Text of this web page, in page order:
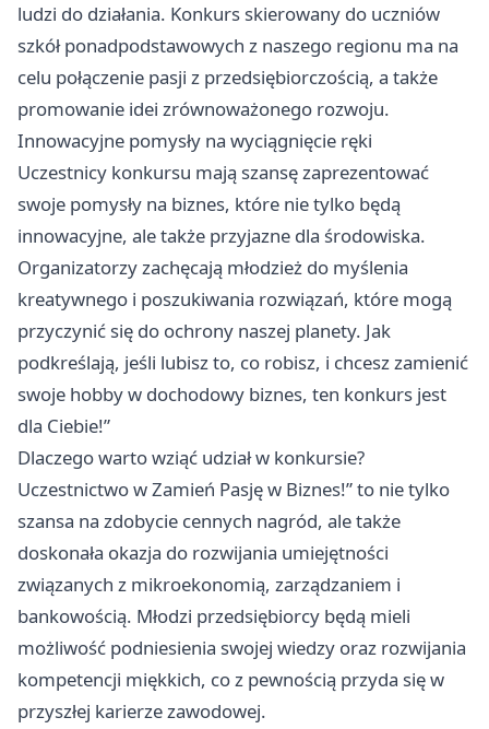
ludzi do działania. Konkurs skierowany do uczniów
szkół ponadpodstawowych z naszego regionu ma na
celu połączenie pasji z przedsiębiorczością, a także
promowanie idei zrównoważonego rozwoju.
Innowacyjne pomysły na wyciągnięcie ręki
Uczestnicy konkursu mają szansę zaprezentować
swoje pomysły na biznes, które nie tylko będą
innowacyjne, ale także przyjazne dla środowiska.
Organizatorzy zachęcają młodzież do myślenia
kreatywnego i poszukiwania rozwiązań, które mogą
przyczynić się do ochrony naszej planety. Jak
podkreślają, jeśli lubisz to, co robisz, i chcesz zamienić
swoje hobby w dochodowy biznes, ten konkurs jest
dla Ciebie!”
Dlaczego warto wziąć udział w konkursie?
Uczestnictwo w Zamień Pasję w Biznes!” to nie tylko
szansa na zdobycie cennych nagród, ale także
doskonała okazja do rozwijania umiejętności
związanych z mikroekonomią, zarządzaniem i
bankowością. Młodzi przedsiębiorcy będą mieli
możliwość podniesienia swojej wiedzy oraz rozwijania
kompetencji miękkich, co z pewnością przyda się w
przyszłej karierze zawodowej.